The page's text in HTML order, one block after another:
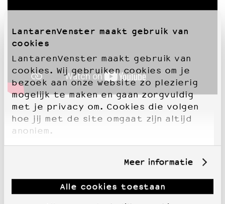
LantarenVenster maakt gebruik van
cookies
LantarenVenster maakt gebruik van
cookies. Wij gebruiken cookies om je
bezoek aan onze website zo plezierig
mogelijk te maken en gaan zorgvuldig
met je privacy om. Cookies die volgen
hoe jij met de site omgaat zijn altijd
anoniem.
Meer informatie
Alle cookies toestaan